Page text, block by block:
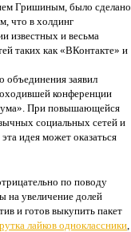
Гришиным, было сделано
что в холдинг
известных и весьма
таких как «ВКонтакте» и
объединения заявил
конференции
При повышающейся
социальных сетей и
идея может оказаться
по поводу
на увеличение долей
и готов выкупить пакет
лайков одноклассники,